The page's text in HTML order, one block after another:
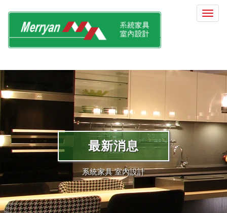
選
最新消息
系統家具 室內設計